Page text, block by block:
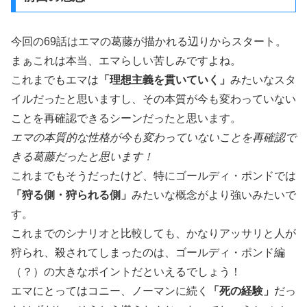
今回の69話はエマの葛藤が描かれる辺りからスタート。
まぁこれは本当、エマらしい苦しみですよね。
これまでもエマは 「理想主義を貫いていく」 みたいなスタ
イルだったと思いますし、その本質が今も変わっていない
ことを再確認できるシーンだったと思います。
エマの本質的な性格が今も変わっていないことを再確認で
きる葛藤だったと思います！
これまでもそうだったけど、特にゴールディ・ポンドでは
「狩る側・狩られる側」 みたいな概念がより強いみたいで
す。
これまでのシナリオと比較しても、かなりアッサリと人が
狩られ、殺されてしまったのは、ゴールディ・ポンド編
（？）の大きなポイントだといえるでしょう！
エマにとってはコニー、ノーマンに続く
「死の経験」 だっ